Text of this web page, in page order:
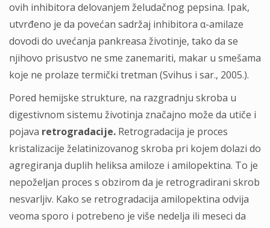
ovih inhibitora delovanjem želudačnog pepsina. Ipak,
utvrđeno je da povećan sadržaj inhibitora α-amilaze
dovodi do uvećanja pankreasa životinje, tako da se
njihovo prisustvo ne sme zanemariti, makar u smešama
koje ne prolaze termički tretman (Svihus i sar., 2005.).
Pored hemijske strukture, na razgradnju skroba u
digestivnom sistemu životinja značajno može da utiče i
pojava retrogradacije. Retrogradacija je proces
kristalizacije želatinizovanog skroba pri kojem dolazi do
agregiranja duplih heliksa amiloze i amilopektina. To je
nepoželjan proces s obzirom da je retrogradirani skrob
nesvarljiv. Kako se retrogradacija amilopektina odvija
veoma sporo i potrebeno je više nedelja ili meseci da